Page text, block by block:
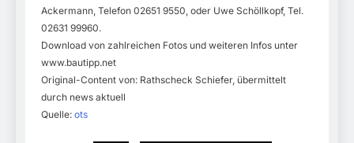
Ackermann, Telefon 02651 9550, oder Uwe Schöllkopf, Tel.
02631 99960.
Download von zahlreichen Fotos und weiteren Infos unter
www.bautipp.net
Original-Content von: Rathscheck Schiefer, übermittelt
durch news aktuell
Quelle: ots